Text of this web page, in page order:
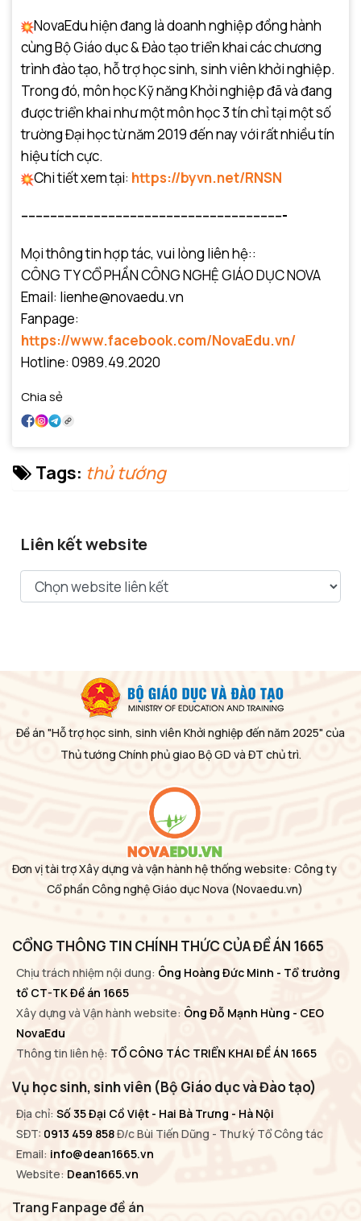
NovaEdu hiện đang là doanh nghiệp đồng hành
cùng Bộ Giáo dục & Đào tạo triển khai các chương
trình đào tạo, hỗ trợ học sinh, sinh viên khởi nghiệp.
Trong đó, môn học Kỹ năng Khởi nghiệp đã và đang
được triển khai như một môn học 3 tín chỉ tại một số
trường Đại học từ năm 2019 đến nay với rất nhiều tín
hiệu tích cực.
Chi tiết xem tại: https://byvn.net/RNSN
-------------------------------------------------------------------------
Mọi thông tin hợp tác, vui lòng liên hệ::
CÔNG TY CỔ PHẦN CÔNG NGHỆ GIÁO DỤC NOVA
Email: lienhe@novaedu.vn
Fanpage:
https://www.facebook.com/NovaEdu.vn/
Hotline: 0989.49.2020
Chia sẻ
Tags: thủ tướng
Liên kết website
Đề án "Hỗ trợ học sinh, sinh viên Khởi nghiệp đến năm 2025" của
Thủ tướng Chính phủ giao Bộ GD và ĐT chủ trì.
Đơn vị tài trợ Xây dựng và vận hành hệ thống website: Công ty
Cổ phần Công nghệ Giáo dục Nova (Novaedu.vn)
CỔNG THÔNG TIN CHÍNH THỨC CỦA ĐỀ ÁN 1665
Chịu trách nhiệm nội dung: Ông Hoàng Đức Minh - Tổ trưởng
tổ CT-TK Đề án 1665
Xây dựng và Vận hành website: Ông Đỗ Mạnh Hùng - CEO
NovaEdu
Thông tin liên hệ: TỔ CÔNG TÁC TRIỂN KHAI ĐỀ ÁN 1665
Vụ học sinh, sinh viên (Bộ Giáo dục và Đào tạo)
Địa chỉ: Số 35 Đại Cồ Việt - Hai Bà Trưng - Hà Nội
SĐT: 0913 459 858Đ/c Bùi Tiến Dũng - Thư ký Tổ Công tác
Email: info@dean1665.vn
Website: Dean1665.vn
Trang Fanpage đề án